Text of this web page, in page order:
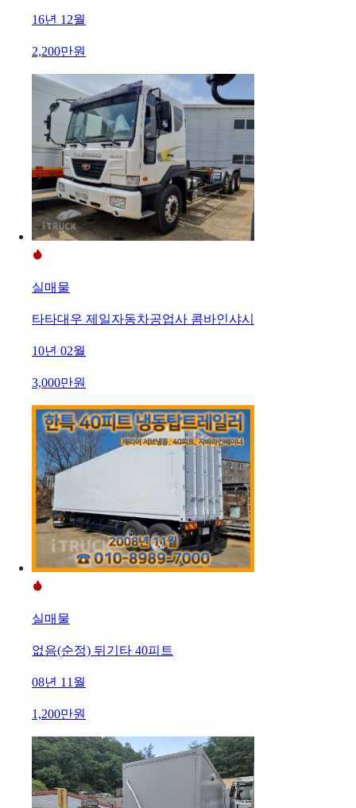
16년 12월
2,200만원
실매물
타타대우 제일자동차공업사 콤바인샤시
10년 02월
3,000만원
실매물
없음(순정) 뒤기타 40피트
08년 11월
1,200만원